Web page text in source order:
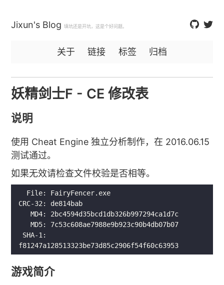
Jixun's Blog 填坑还是开坑，这是个好问题。
关于 链接 标签 归档
妖精剑士F - CE 修改表
说明
使用 Cheat Engine 独立分析制作，在 2016.06.15
测试通过。
如果无效请检查文件校验是否相等。
  File: FairyFencer.exe
CRC-32: de814bab
   MD4: 2bc4594d35bcd1db326b997294ca1d7c
   MD5: 7c53c608ae7988e9b923c90b4db07b07
f81247a128513323be73d85c2906f54f60c63953
游戏简介